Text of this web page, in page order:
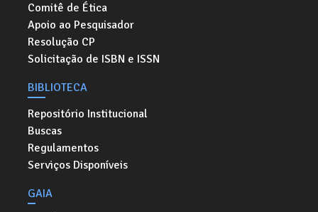
Comitê de Ética
Apoio ao Pesquisador
Resolução CP
Solicitação de ISBN e ISSN
BIBLIOTECA
Repositório Institucional
Buscas
Regulamentos
Serviços Disponíveis
GAIA